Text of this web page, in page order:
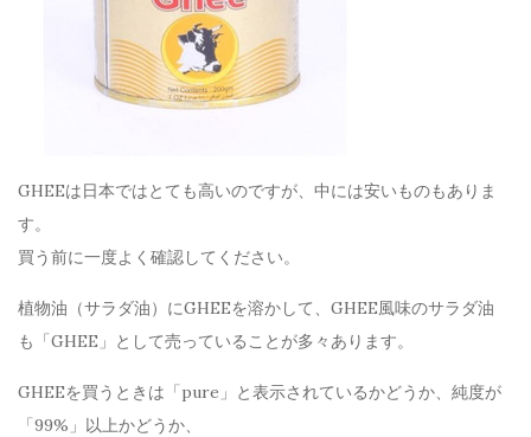
GHEEは日本ではとても高いのですが、中には安いものもありま
す。
買う前に一度よく確認してください。
植物油（サラダ油）にGHEEを溶かして、GHEE風味のサラダ油
も「GHEE」として売っていることが多々あります。
GHEEを買うときは「pure」と表示されているかどうか、純度が
「99%」以上かどうか、